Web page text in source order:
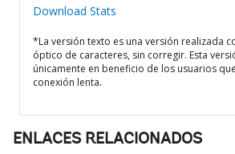
Download Stats
*La versión texto es una versión realizada
óptico de caracteres, sin corregir. Esta
únicamente en beneficio de los usuarios
conexión lenta.
ENLACES RELACIONADOS